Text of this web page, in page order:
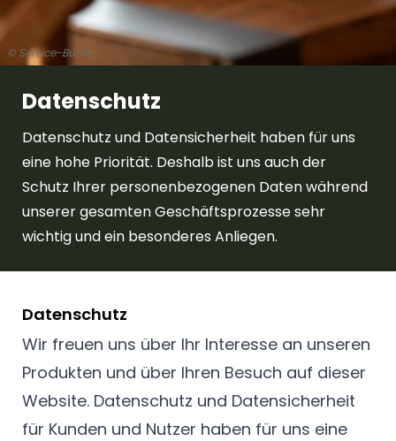
© Service-Bund
Datenschutz
Datenschutz und Datensicherheit haben für uns
eine hohe Priorität. Deshalb ist uns auch der
Schutz Ihrer personenbezogenen Daten während
unserer gesamten Geschäftsprozesse sehr
wichtig und ein besonderes Anliegen.
Datenschutz
Wir freuen uns über Ihr Interesse an unseren
Produkten und über Ihren Besuch auf dieser
Website. Datenschutz und Datensicherheit
für Kunden und Nutzer haben für uns eine